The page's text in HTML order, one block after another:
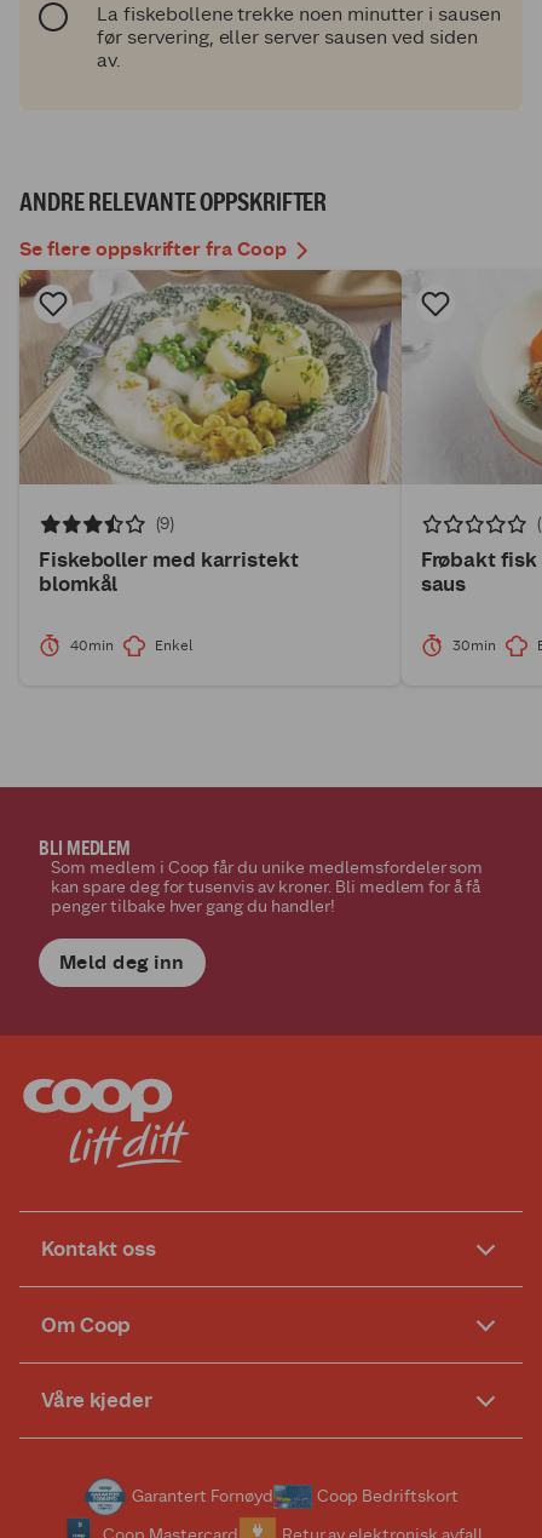
La fiskebollene trekke noen minutter i sausen
før servering, eller server sausen ved siden
av.
ANDRE RELEVANTE OPPSKRIFTER
Se flere oppskrifter fra Coop
(9)
Fiskeboller med karristekt
blomkål
40min Enkel
Frøbakt
saus
30min
BLI MEDLEM
Som medlem i Coop får du unike medlemsfordeler som
kan spare deg for tusenvis av kroner. Bli medlem for å få
penger tilbake hver gang du handler!
Meld deg inn
Kontakt oss
Om Coop
Våre kjeder
Garantert Fornøyd
Coop Bedriftskort